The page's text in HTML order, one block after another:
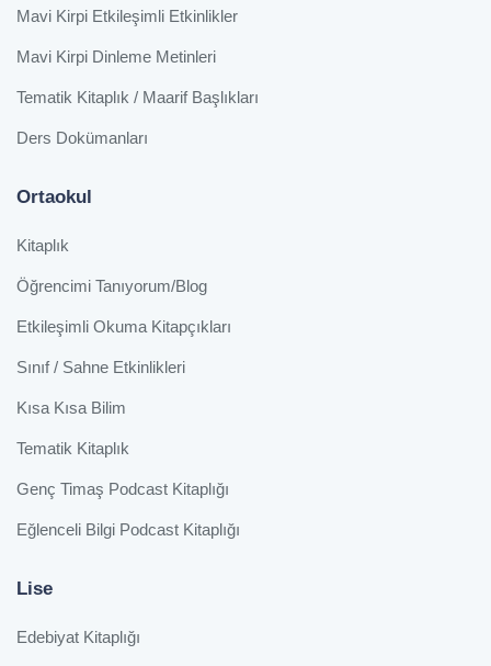
Mavi Kirpi Etkileşimli Etkinlikler
Mavi Kirpi Dinleme Metinleri
Tematik Kitaplık / Maarif Başlıkları
Ders Dokümanları
Ortaokul
Kitaplık
Öğrencimi Tanıyorum/Blog
Etkileşimli Okuma Kitapçıkları
Sınıf / Sahne Etkinlikleri
Kısa Kısa Bilim
Tematik Kitaplık
Genç Timaş Podcast Kitaplığı
Eğlenceli Bilgi Podcast Kitaplığı
Lise
Edebiyat Kitaplığı